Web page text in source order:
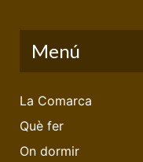
Menú
La Comarca
Què fer
On dormir